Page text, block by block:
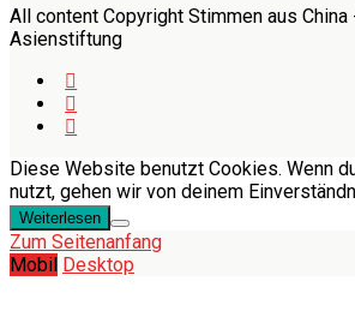
All content Copyright Stimmen aus China
Asienstiftung
Diese Website benutzt Cookies. Wenn
nutzt, gehen wir von deinem
Weiterlesen
Zum Seitenanfang
Mobil Desktop